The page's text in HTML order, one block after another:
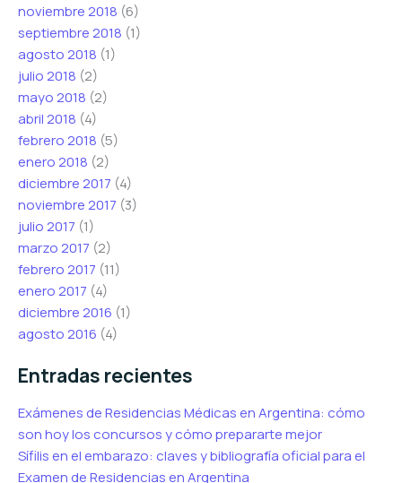
noviembre 2018 (6)
septiembre 2018 (1)
agosto 2018 (1)
julio 2018 (2)
mayo 2018 (2)
abril 2018 (4)
febrero 2018 (5)
enero 2018 (2)
diciembre 2017 (4)
noviembre 2017 (3)
julio 2017 (1)
marzo 2017 (2)
febrero 2017 (11)
enero 2017 (4)
diciembre 2016 (1)
agosto 2016 (4)
Entradas recientes
Exámenes de Residencias Médicas en Argentina: cómo
son hoy los concursos y cómo prepararte mejor
Sífilis en el embarazo: claves y bibliografía oficial para el
Examen de Residencias en Argentina